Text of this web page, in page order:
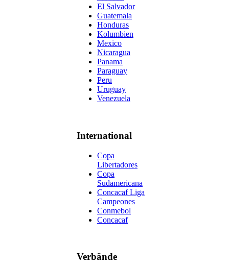
El Salvador
Guatemala
Honduras
Kolumbien
Mexico
Nicaragua
Panama
Paraguay
Peru
Uruguay
Venezuela
International
Copa
Libertadores
Copa
Sudamericana
Concacaf Liga
Campeones
Conmebol
Concacaf
Verbände